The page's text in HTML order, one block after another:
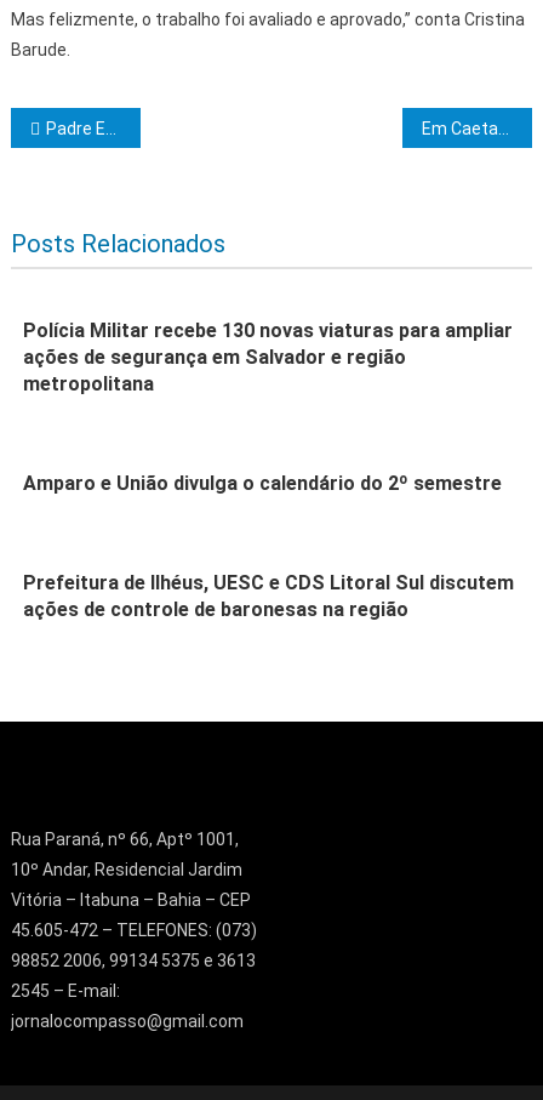
Mas felizmente, o trabalho foi avaliado e aprovado,” conta Cristina
Barude.
Navegação de Post
Padre Ezequiel Dal Pozzo lança novo DVD gravado com orquestra
Posts Relacionados
Polícia Militar recebe 130 novas viaturas para ampliar
ações de segurança em Salvador e região
metropolitana
Amparo e União divulga o calendário do 2º semestre
Prefeitura de Ilhéus, UESC e CDS Litoral Sul discutem
ações de controle de baronesas na região
Rua Paraná, nº 66, Aptº 1001,
10º Andar, Residencial Jardim
Vitória – Itabuna – Bahia – CEP
45.605-472 – TELEFONES: (073)
98852 2006, 99134 5375 e 3613
2545 – E-mail:
jornalocompasso@gmail.com